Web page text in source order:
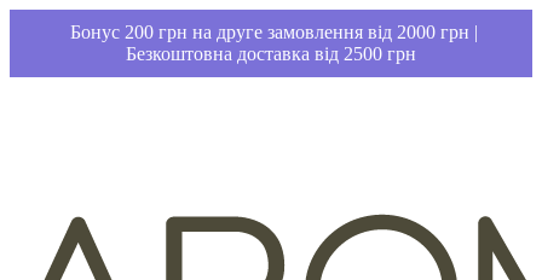
Бонус 200 грн на друге замовлення від 2000 грн |
Безкоштовна доставка від 2500 грн